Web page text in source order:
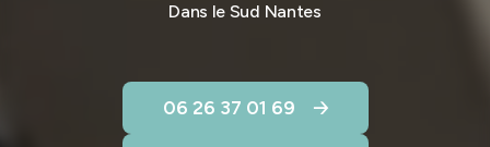
Dans le Sud Nantes
06 26 37 01 69